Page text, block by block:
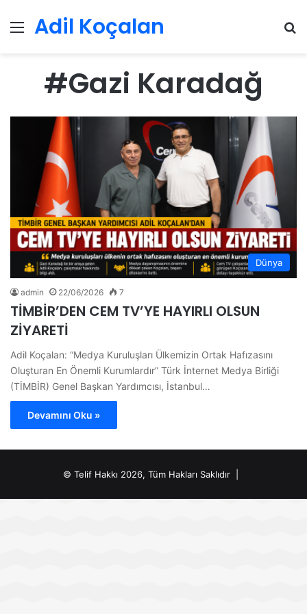
Menü
Adil Koçalan
#Gazi Karadağ
Dünya
admin 22/06/2026 7
TİMBİR’DEN CEM TV’YE HAYIRLI OLSUN
ZİYARETİ
Adil Koçalan: “Medya Kuruluşları Ülkemizin Ortak Hafızasını
Oluşturan En Önemli Kurumlardır” Türk İnternet Medya Birliği
(TİMBİR) Genel Başkan Yardımcısı, İstanbul…
Devamını Oku »
© Telif Hakkı 2026, Tüm Hakları Saklıdır |